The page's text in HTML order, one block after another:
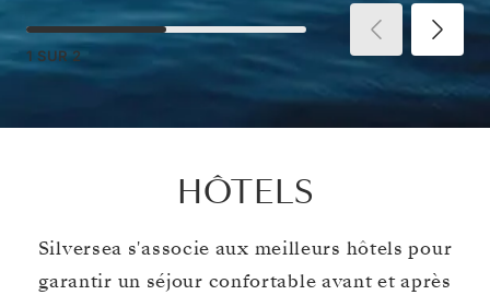
1 SUR 2
HÔTELS
Silversea s'associe aux meilleurs hôtels pour
garantir un séjour confortable avant et après